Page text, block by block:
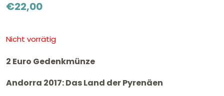
€22,00
Nicht vorrätig
2 Euro Gedenkmünze
Andorra 2017: Das Land der Pyrenäen